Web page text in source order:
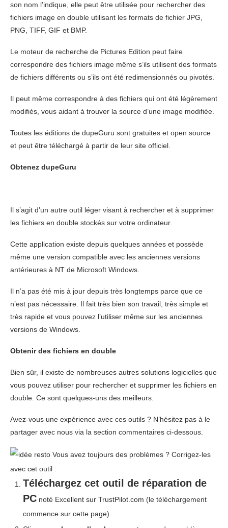
son nom l’indique, elle peut être utilisée pour rechercher des
fichiers image en double utilisant les formats de fichier JPG,
PNG, TIFF, GIF et BMP.
Le moteur de recherche de Pictures Edition peut faire
correspondre des fichiers image même s’ils utilisent des formats
de fichiers différents ou s’ils ont été redimensionnés ou pivotés.
Il peut même correspondre à des fichiers qui ont été légèrement
modifiés, vous aidant à trouver la source d’une image modifiée.
Toutes les éditions de dupeGuru sont gratuites et open source
et peut être téléchargé à partir de leur site officiel.
Obtenez dupeGuru
Il s’agit d’un autre outil léger visant à rechercher et à supprimer
les fichiers en double stockés sur votre ordinateur.
Cette application existe depuis quelques années et possède
même une version compatible avec les anciennes versions
antérieures à NT de Microsoft Windows.
Il n’a pas été mis à jour depuis très longtemps parce que ce
n’est pas nécessaire. Il fait très bien son travail, très simple et
très rapide et vous pouvez l’utiliser même sur les anciennes
versions de Windows.
Obtenir des fichiers en double
Bien sûr, il existe de nombreuses autres solutions logicielles que
vous pouvez utiliser pour rechercher et supprimer les fichiers en
double. Ce sont quelques-uns des meilleurs.
Avez-vous une expérience avec ces outils ? N’hésitez pas à le
partager avec nous via la section commentaires ci-dessous.
Vous avez toujours des problèmes ? Corrigez-les
avec cet outil :
Téléchargez cet outil de réparation de
PC noté Excellent sur TrustPilot.com (le téléchargement
commence sur cette page).